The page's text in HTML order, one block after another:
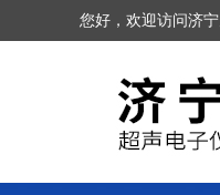
您好，欢迎访问济